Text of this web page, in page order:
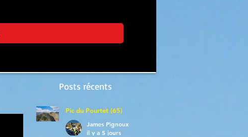
Posts récents
Pic du Pourtet (65)
James Pignoux
il y a 5 jours